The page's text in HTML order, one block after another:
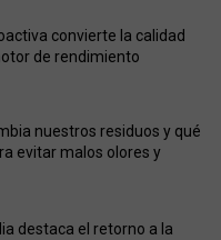
convierte la calidad
de rendimiento
nuestros residuos y qué
evitar malos olores y
destaca el retorno a la